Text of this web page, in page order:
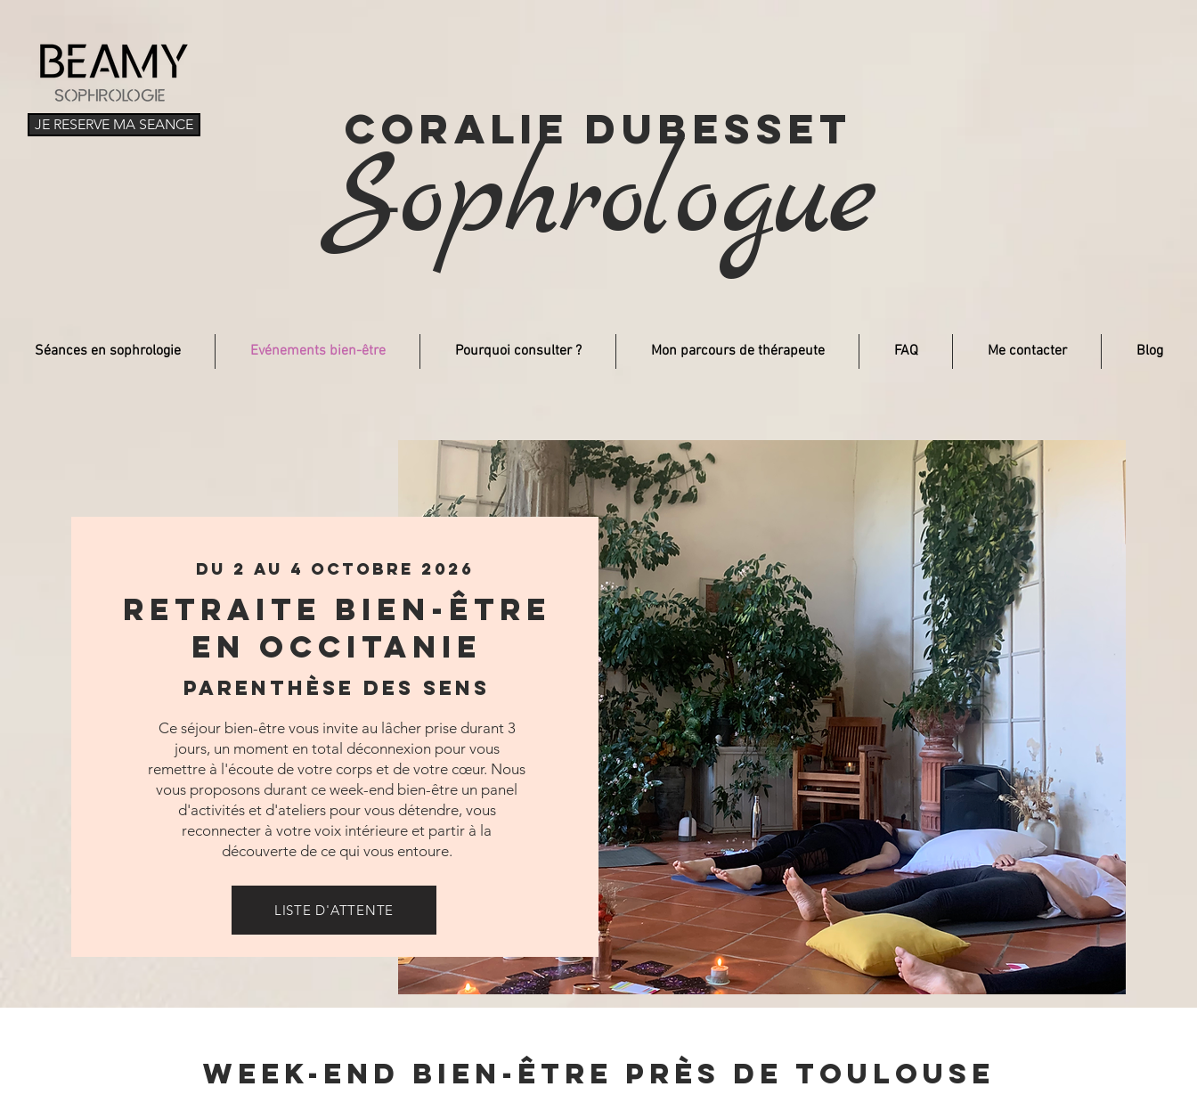
JE RESERVE MA SEANCE Coralie dubesset
Sophrologue
Séances en sophrologie Evénements bien-être Pourquoi consulter ? Mon parcours de thérapeute FAQ Me contacter Blog
du 2 au 4 octobre 2026
Retraite bien-être
en Occitanie
Parenthèse des Sens
Ce séjour bien-être vous invite au lâcher prise durant 3
jours, un moment en total déconnexion pour vous
remettre à l'écoute de votre corps et de votre cœur. Nous
vous proposons durant ce week-end bien-être un panel
d'activités et d'ateliers pour vous détendre, vous
reconnecter à votre voix intérieure et partir à la
découverte de ce qui vous entoure.
LISTE D'ATTENTE
Week-end bien-être près de Toulouse